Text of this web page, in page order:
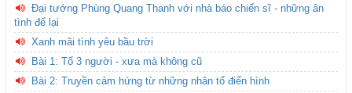
Đại tướng Phùng Quang Thanh với nhà báo chiến sĩ - những ân
tình để lại
Xanh mãi tình yêu bầu trời
Bài 1: Tổ 3 người - xưa mà không cũ
Bài 2: Truyền cảm hứng từ những nhân tố điển hình